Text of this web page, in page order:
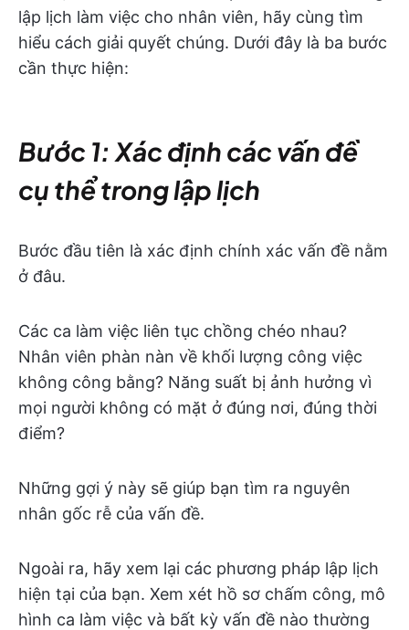
lập lịch làm việc cho nhân viên, hãy cùng tìm
hiểu cách giải quyết chúng. Dưới đây là ba bước
cần thực hiện:
Bước 1: Xác định các vấn đề
cụ thể trong lập lịch
Bước đầu tiên là xác định chính xác vấn đề nằm
ở đâu.
Các ca làm việc liên tục chồng chéo nhau?
Nhân viên phàn nàn về khối lượng công việc
không công bằng? Năng suất bị ảnh hưởng vì
mọi người không có mặt ở đúng nơi, đúng thời
điểm?
Những gợi ý này sẽ giúp bạn tìm ra nguyên
nhân gốc rễ của vấn đề.
Ngoài ra, hãy xem lại các phương pháp lập lịch
hiện tại của bạn. Xem xét hồ sơ chấm công, mô
hình ca làm việc và bất kỳ vấn đề nào thường